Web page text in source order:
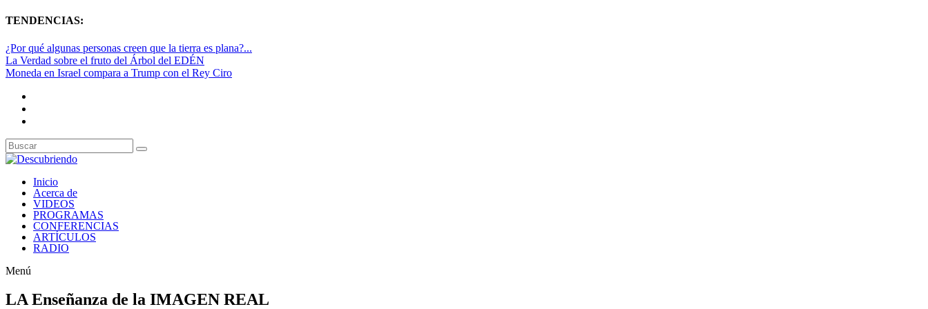
TENDENCIAS:
¿Por qué algunas personas creen que la tierra es plana?...
La Verdad sobre el fruto del Árbol del EDÉN
Moneda en Israel compara a Trump con el Rey Ciro
Inicio
Acerca de
VIDEOS
PROGRAMAS
CONFERENCIAS
ARTÍCULOS
RADIO
Menú
LA Enseñanza de la IMAGEN REAL